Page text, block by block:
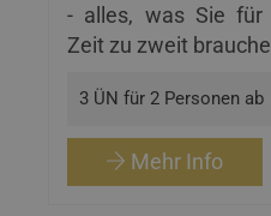
- alles, was Sie für
Zeit zu zweit
3 ÜN für 2 Personen ab
Mehr Info